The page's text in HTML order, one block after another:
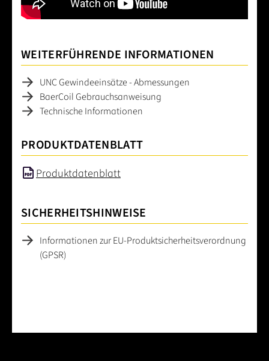
WEITERFÜHRENDE INFORMATIONEN
UNC Gewindeeinsätze - Abmessungen
BaerCoil Gebrauchsanweisung
Technische Informationen
PRODUKTDATENBLATT
Produktdatenblatt
SICHERHEITSHINWEISE
Informationen zur EU-Produktsicherheitsverordnung
(GPSR)